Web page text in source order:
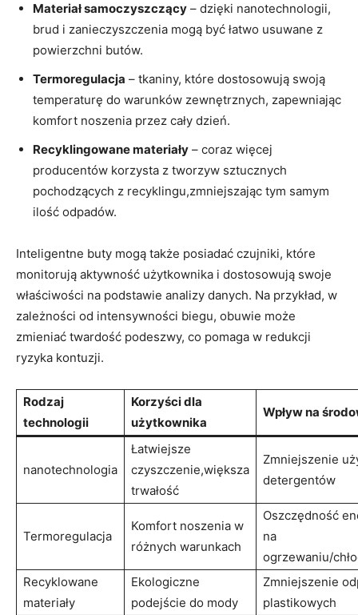
Materiał samoczyszczący – dzięki nanotechnologii,
brud i zanieczyszczenia mogą być łatwo usuwane z
powierzchni butów.
Termoregulacja – tkaniny, które dostosowują swoją
temperaturę do warunków zewnętrznych, zapewniając
komfort noszenia przez cały dzień.
Recyklingowane materiały – coraz więcej
producentów korzysta z tworzyw sztucznych
pochodzących z recyklingu,zmniejszając tym samym
ilość odpadów.
Inteligentne buty mogą także posiadać czujniki, które
monitorują aktywność użytkownika i dostosowują swoje
właściwości na podstawie analizy danych. Na przykład, w
zależności od intensywności biegu, obuwie może
zmieniać twardość podeszwy, co pomaga w redukcji
ryzyka kontuzji.
Rodzaj
technologii
Korzyści dla
użytkownika
Wpływ na
nanotechnologia
Łatwiejsze
czyszczenie,większa
trwałość
Zmniejszenie
detergentów
Termoregulacja
Komfort noszenia w
różnych warunkach
Oszczędność
na
ogrzewaniu/
Recyklowane
materiały
Ekologiczne
podejście do mody
Zmniejszenie
plastikowych